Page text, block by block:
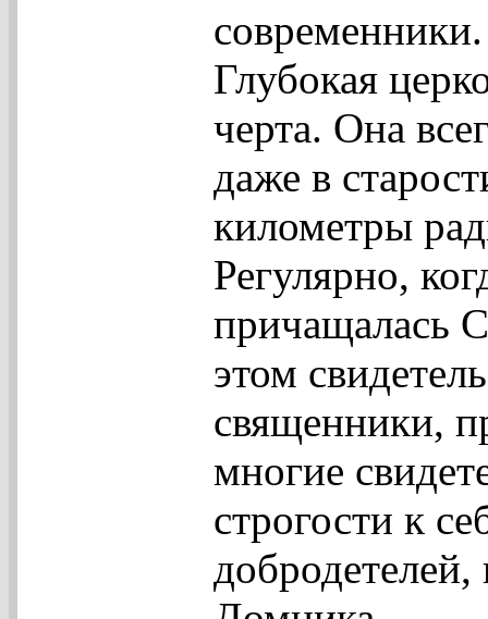
современники.
Глубокая
черта. Она
даже в
километры
Регулярно,
причащалась
этом
священники,
многие
строгости к